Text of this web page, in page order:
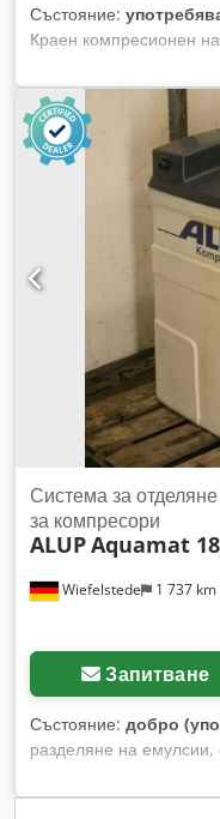
Състояние:
Краен компресионен
Cjdpfexygblox Apboha
двигателя: 22 kW
Wiefelstede 1 737 km
Система за
за компресори
ALUPAquamat
Запитване
Състояние: добро
разделяне на
вода Икономичното и
проблема обикновено